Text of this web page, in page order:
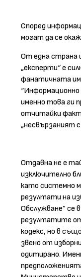
Според
могат да се
От една страна
„експерти“ е
фанатичната им
именно това ги
отчитайки
„несвързаният
Отдавна не е
изключително
като системно
резултати на
Обслужване” се
резултатите
кодекс, но в
звено от
одитирано.